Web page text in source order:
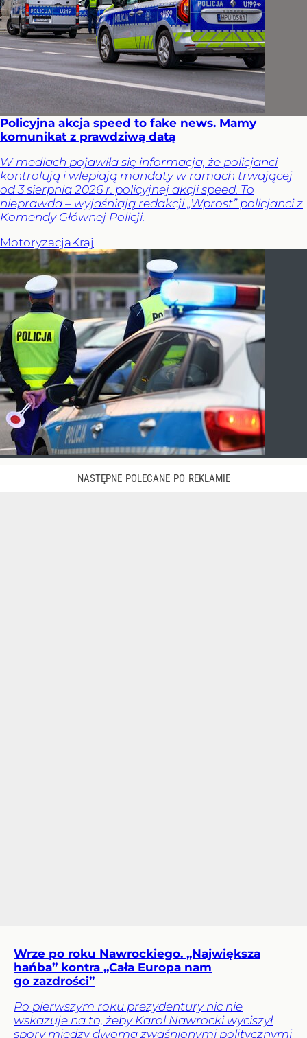
Policyjna akcja speed to fake news. Mamy
komunikat z prawdziwą datą
W mediach pojawiła się informacja, że policjanci
kontrolują i wlepiają mandaty w ramach trwającej
od 3 sierpnia 2026 r. policyjnej akcji speed. To
nieprawda – wyjaśniają redakcji „Wprost” policjanci z
Komendy Głównej Policji.
MotoryzacjaKraj
Wrze po roku Nawrockiego. „Największa
hańba” kontra „Cała Europa nam
go zazdrości”
Po pierwszym roku prezydentury nic nie
wskazuje na to, żeby Karol Nawrocki wyciszył
spory między dwoma zwaśnionymi politycznymi